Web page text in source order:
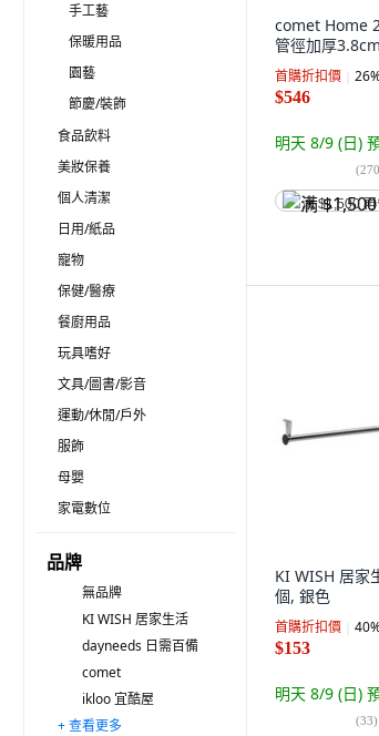
手工藝
保暖用品
園藝
節慶/裝飾
食品飲料
美妝保養
個人清潔
日用/紙品
寵物
保健/醫療
餐廚用品
玩具嗜好
文具/圖書/影音
運動/休閒/戶外
服飾
母嬰
家電數位
品牌
無品牌
KI WISH 居家生活
dayneeds 日需百備
comet
ikloo 宜酷屋
雙手萬能
AOTTO 創意傢俱
IKA 宜卡家居
STYLE 格調
MF MAGIC HOUSE
Liwoo
Wanadone
AMOS 亞摩斯
mohe 木暉居家
IRIS OHYAMA 愛麗思歐雅瑪
SHCJ 生活采家
LIFE LANCE
HOPMA 合馬家具
葉子小舖
品屋
+ 查看更多
comet Home
管徑加厚
首購折扣價 26
$546
明天 8/9 (日)
(270
满 $1,500
KI WISH 居家
個, 銀色
首購折扣價 40
$153
明天 8/9 (日)
(33)